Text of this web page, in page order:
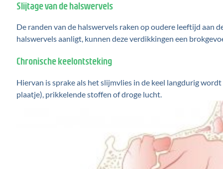
Slijtage van de halswervels
De randen van de halswervels raken op oudere leeftijd aan
halswervels aanligt, kunnen deze verdikkingen een
Chronische keelontsteking
Hiervan is sprake als het slijmvlies in de keel langdurig
plaatje), prikkelende stoffen of droge lucht.